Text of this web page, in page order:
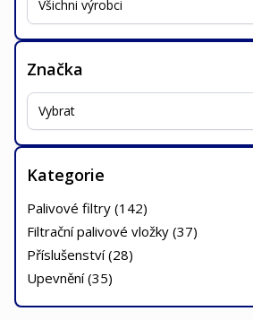
Značka
Kategorie
Palivové filtry (142)
Filtrační palivové vložky (37)
Příslušenství (28)
Upevnění (35)